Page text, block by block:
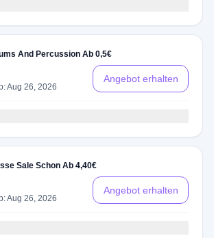
And Percussion Ab 0,5€
Aug 26, 2026
Angebot erhalten
Sale Schon Ab 4,40€
Aug 26, 2026
Angebot erhalten